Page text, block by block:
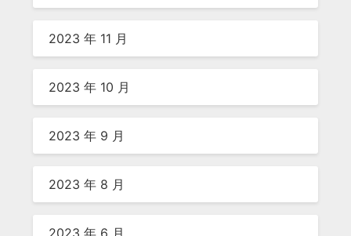
2023 年 11 月
2023 年 10 月
2023 年 9 月
2023 年 8 月
2023 年 6 月